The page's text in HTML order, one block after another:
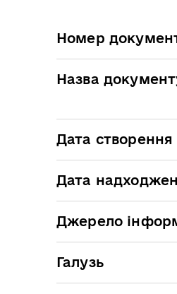
Номер
Назва
Дата створення
Дата
Джерело
Галузь